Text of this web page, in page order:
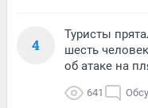
4
Туристы
шесть
об атаке на
641